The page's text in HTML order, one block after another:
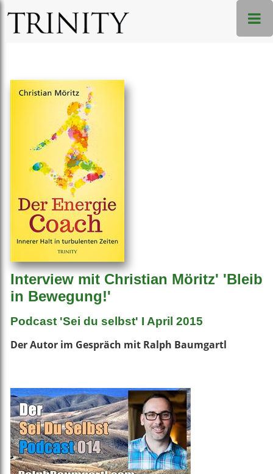
Interview mit Christian Möritz' 'Bleib
in Bewegung!'
Podcast 'Sei du selbst' I April 2015
Der Autor im Gespräch mit Ralph Baumgartl